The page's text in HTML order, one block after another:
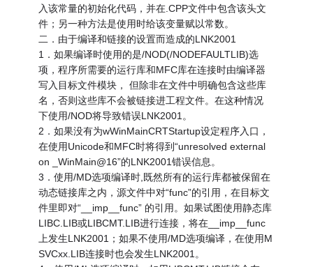
入该常量的初始化代码，并在.CPP文件中包含该头文
件；另一种方法是使用时给该变量赋以常数。
二．由于编译和链接的设置而造成的LNK2001
1．如果编译时使用的是/NOD(/NODEFAULTLIB)选
项，程序所需要的运行库和MFC库在连接时由编译器
写入目标文件模块， 但除非在文件中明确包含这些库
名，否则这些库不会被链接进工程文件。在这种情况
下使用/NOD将导致错误LNK2001。
2．如果没有为wWinMainCRTStartup设定程序入口，
在使用Unicode和MFC时将得到“unresolved external
on _WinMain@16”的LNK2001错误信息。
3．使用/MD选项编译时,既然所有的运行库都被保留在
动态链接库之内，源文件中对“func”的引用，在目标文
件里即对“__imp__func” 的引用。如果试图使用静态库
LIBC.LIB或LIBCMT.LIB进行连接，将在__imp__func
上发生LNK2001；如果不使用/MD选项编译，在使用M
SVCxx.LIB连接时也会发生LNK2001。